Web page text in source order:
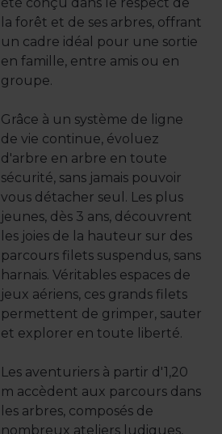
la forêt et de ses arbres, offrant
un cadre idéal pour une sortie
en famille, entre amis ou en
groupe.
Grâce à un système de ligne
de vie continue, évoluez
d'arbre en arbre en toute
sécurité, sans jamais pouvoir
vous détacher seul. Les plus
jeunes, dès 3 ans, découvrent
les joies de la hauteur sur des
parcours filets suspendus, sans
harnais. Véritables espaces de
jeux aériens, ces grands filets
permettent de grimper, sauter
et explorer en toute liberté.
Les aventuriers à partir d'1,20
m accèdent aux parcours dans
les arbres, composés de
nombreux ateliers ludiques,